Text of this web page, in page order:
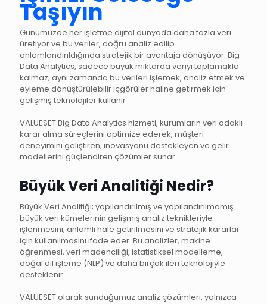
Taşıyın
Günümüzde her işletme dijital dünyada daha fazla veri
üretiyor ve bu veriler, doğru analiz edilip
anlamlandırıldığında stratejik bir avantaja dönüşüyor. Big
Data Analytics, sadece büyük miktarda veriyi toplamakla
kalmaz; aynı zamanda bu verileri işlemek, analiz etmek ve
eyleme dönüştürülebilir içgörüler haline getirmek için
gelişmiş teknolojiler kullanır
VALUESET Big Data Analytics hizmeti, kurumların veri odaklı
karar alma süreçlerini optimize ederek, müşteri
deneyimini geliştiren, inovasyonu destekleyen ve gelir
modellerini güçlendiren çözümler sunar.
Büyük Veri Analitiği Nedir?
Büyük Veri Analitiği; yapılandırılmış ve yapılandırılmamış
büyük veri kümelerinin gelişmiş analiz teknikleriyle
işlenmesini, anlamlı hale getirilmesini ve stratejik kararlar
için kullanılmasını ifade eder. Bu analizler, makine
öğrenmesi, veri madenciliği, istatistiksel modelleme,
doğal dil işleme (NLP) ve daha birçok ileri teknolojiyle
desteklenir
VALUESET olarak sunduğumuz analiz çözümleri, yalnızca